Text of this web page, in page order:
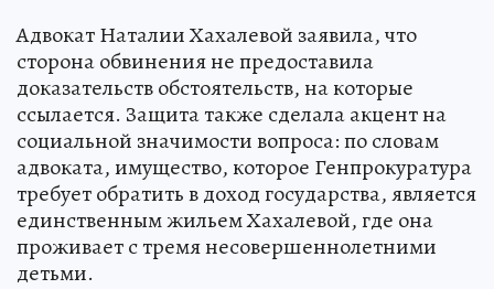
Адвокат Наталии Хахалевой заявила, что
сторона обвинения не предоставила
доказательств обстоятельств, на которые
ссылается. Защита также сделала акцент на
социальной значимости вопроса: по словам
адвоката, имущество, которое Генпрокуратура
требует обратить в доход государства, является
единственным жильем Хахалевой, где она
проживает с тремя несовершеннолетними
детьми.